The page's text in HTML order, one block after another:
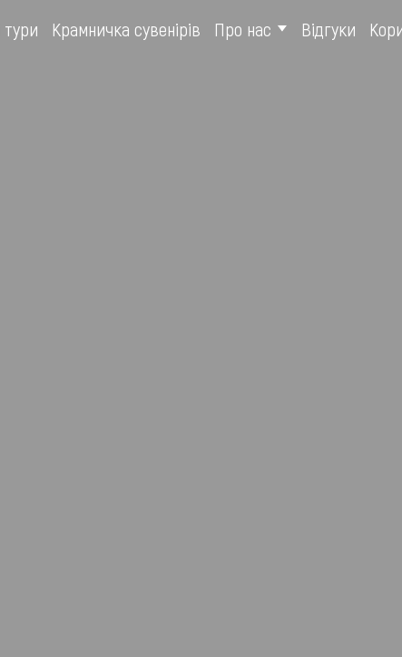
тури Крамничка сувенірів Про нас Відгуки